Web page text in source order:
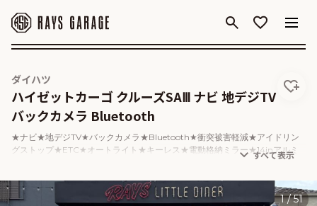
Rays
Garage
ダイハツ
ハイゼットカーゴ クルーズSAⅢ ナビ 地デジTV
バックカメラ Bluetooth
★ナビ★地デジTV★バックカメラ★Bluetooth★衝突被害軽減★アイドリン
グストップ★ETC★オートライト★キーレス★電動格納ミラー★14inアルミ
1/51